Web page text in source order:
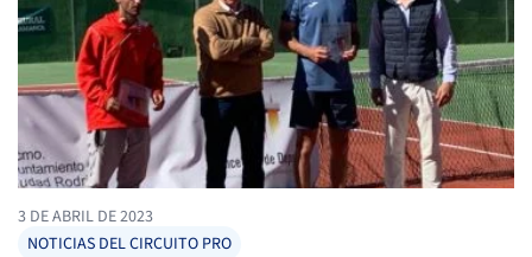
3 DE ABRIL DE 2023
NOTICIAS DEL CIRCUITO PRO